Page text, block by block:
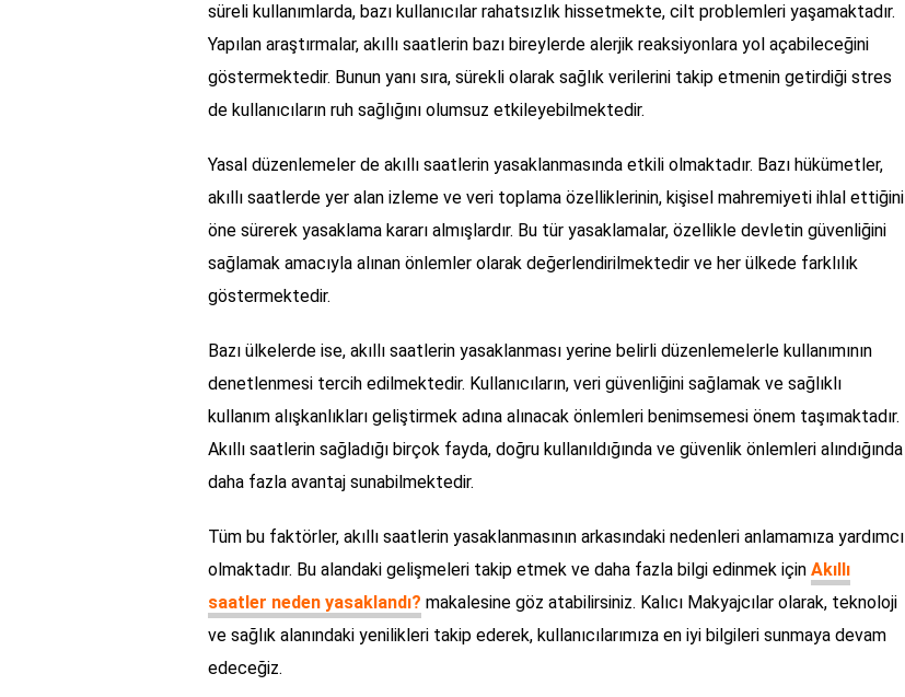
süreli kullanımlarda, bazı kullanıcılar rahatsızlık hissetmekte, cilt problemleri yaşamaktadır.
Yapılan araştırmalar, akıllı saatlerin bazı bireylerde alerjik reaksiyonlara yol açabileceğini
göstermektedir. Bunun yanı sıra, sürekli olarak sağlık verilerini takip etmenin getirdiği stres
de kullanıcıların ruh sağlığını olumsuz etkileyebilmektedir.
Yasal düzenlemeler de akıllı saatlerin yasaklanmasında etkili olmaktadır. Bazı hükümetler,
akıllı saatlerde yer alan izleme ve veri toplama özelliklerinin, kişisel mahremiyeti ihlal ettiğini
öne sürerek yasaklama kararı almışlardır. Bu tür yasaklamalar, özellikle devletin güvenliğini
sağlamak amacıyla alınan önlemler olarak değerlendirilmektedir ve her ülkede farklılık
göstermektedir.
Bazı ülkelerde ise, akıllı saatlerin yasaklanması yerine belirli düzenlemelerle kullanımının
denetlenmesi tercih edilmektedir. Kullanıcıların, veri güvenliğini sağlamak ve sağlıklı
kullanım alışkanlıkları geliştirmek adına alınacak önlemleri benimsemesi önem taşımaktadır.
Akıllı saatlerin sağladığı birçok fayda, doğru kullanıldığında ve güvenlik önlemleri alındığında
daha fazla avantaj sunabilmektedir.
Tüm bu faktörler, akıllı saatlerin yasaklanmasının arkasındaki nedenleri anlamamıza yardımcı
olmaktadır. Bu alandaki gelişmeleri takip etmek ve daha fazla bilgi edinmek için Akıllı
saatler neden yasaklandı? makalesine göz atabilirsiniz. Kalıcı Makyajcılar olarak, teknoloji
ve sağlık alanındaki yenilikleri takip ederek, kullanıcılarımıza en iyi bilgileri sunmaya devam
edeceğiz.